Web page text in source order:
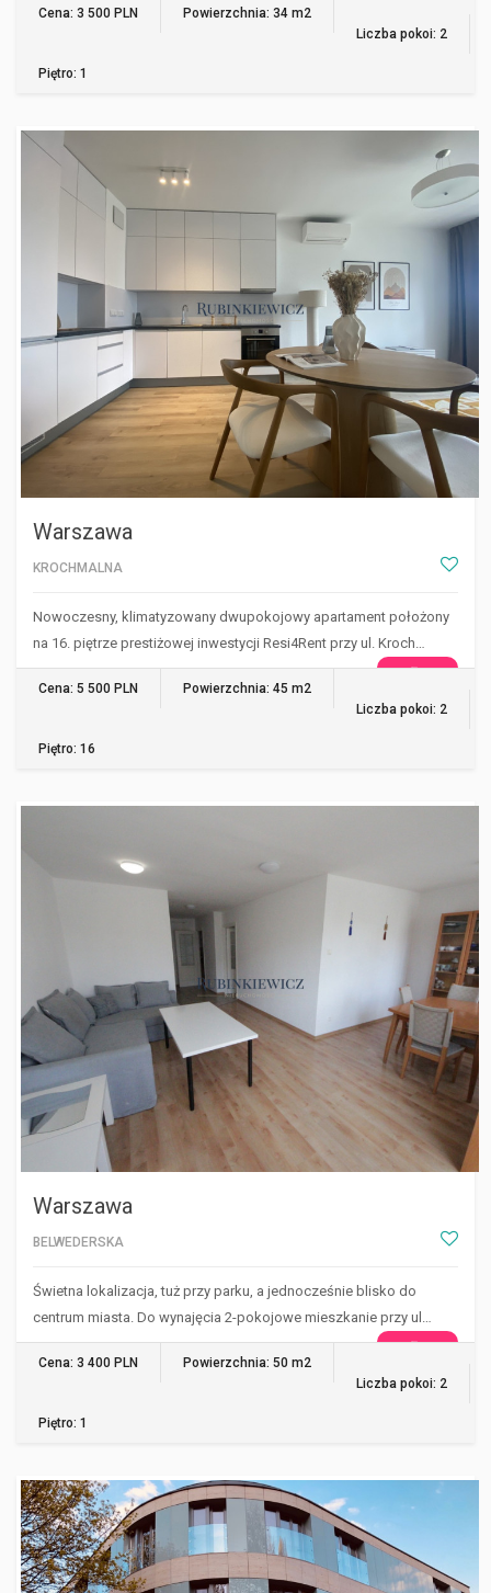
Cena: 3 500 PLN
Powierzchnia: 34 m2
Liczba pokoi: 2
Piętro: 1
WARSZAWA
Warszawa
KROCHMALNA
Nowoczesny, klimatyzowany dwupokojowy apartament położony
na 16. piętrze prestiżowej inwestycji Resi4Rent przy ul. Kroch…
WIĘCEJ
Cena: 5 500 PLN
Powierzchnia: 45 m2
Liczba pokoi: 2
Piętro: 16
Warszawa
BELWEDERSKA
Świetna lokalizacja, tuż przy parku, a jednocześnie blisko do
centrum miasta. Do wynajęcia 2-pokojowe mieszkanie przy ul…
WIĘCEJ
Cena: 3 400 PLN
Powierzchnia: 50 m2
Liczba pokoi: 2
Piętro: 1
WARSZAWA